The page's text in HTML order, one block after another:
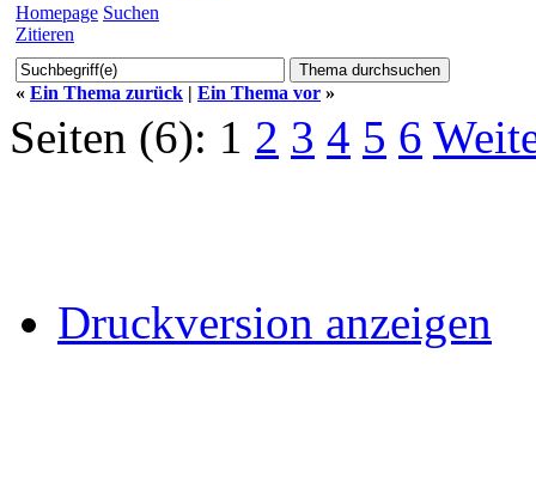
Homepage Suchen
Zitieren
« Ein Thema zurück | Ein Thema vor »
Seiten (6): 1 2 3 4 5 6
Druckversion anzeigen